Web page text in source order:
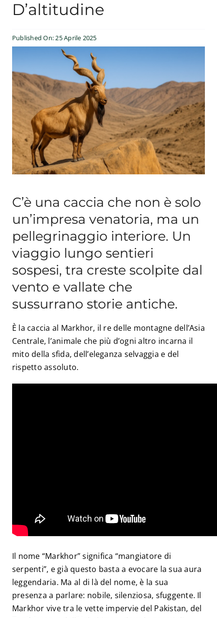
Esperienze
#We Fish
Blog
Preventivo online
D’altitudine
Published On: 25 Aprile 2025
C’è una caccia che non è solo
un’impresa venatoria, ma un
pellegrinaggio interiore. Un
viaggio lungo sentieri
sospesi, tra creste scolpite dal
vento e vallate che
sussurrano storie antiche.
È la caccia al Markhor, il re delle montagne dell’Asia
Centrale, l’animale che più d’ogni altro incarna il
mito della sfida, dell’eleganza selvaggia e del
rispetto assoluto.
Il nome “Markhor” significa “mangiatore di
serpenti”, e già questo basta a evocare la sua aura
leggendaria. Ma al di là del nome, è la sua
presenza a parlare: nobile, silenziosa, sfuggente. Il
Markhor vive tra le vette impervie del Pakistan, del